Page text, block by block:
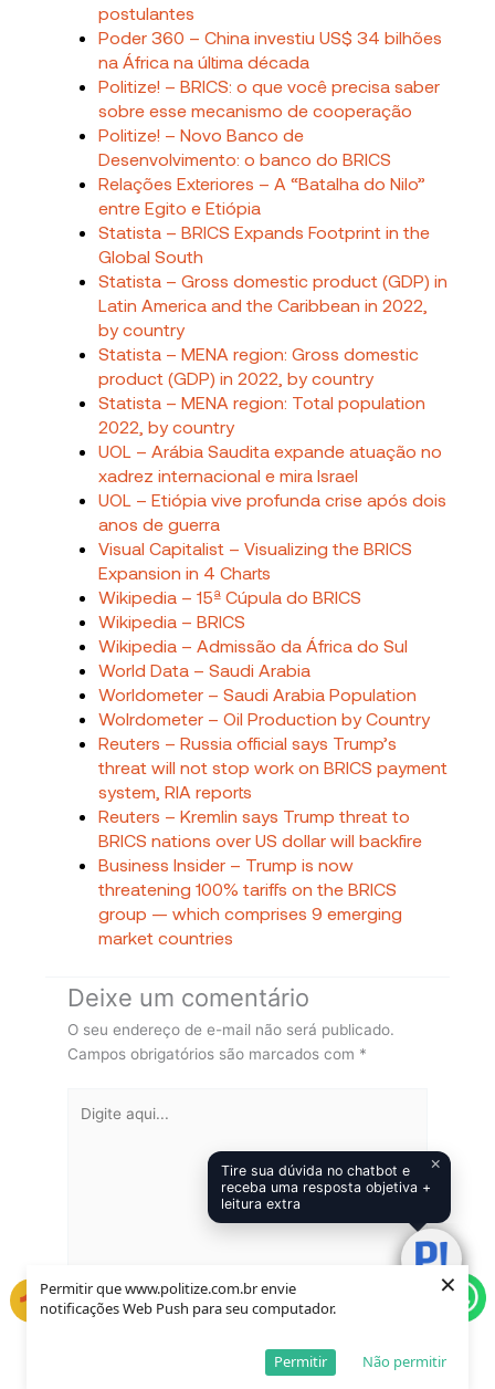
Permitir que www.politize.com.br envie
notificações Web Push para seu computador.
Não permitir
Permitir
×
postulantes
Poder 360 – China investiu US$ 34 bilhões
na África na última década
Politize! – BRICS: o que você precisa saber
sobre esse mecanismo de cooperação
Politize! – Novo Banco de
Desenvolvimento: o banco do BRICS
Relações Exteriores – ​​A “Batalha do Nilo”
entre Egito e Etiópia
Statista – BRICS Expands Footprint in the
Global South
Statista – Gross domestic product (GDP) in
Latin America and the Caribbean in 2022,
by country
Statista – MENA region: Gross domestic
product (GDP) in 2022, by country
Statista – MENA region: Total population
2022, by country
UOL – Arábia Saudita expande atuação no
xadrez internacional e mira Israel
UOL – Etiópia vive profunda crise após dois
anos de guerra
Visual Capitalist – Visualizing the BRICS
Expansion in 4 Charts
Wikipedia – 15ª Cúpula do BRICS
Wikipedia – BRICS
Wikipedia – Admissão da África do Sul
World Data – Saudi Arabia
Worldometer – Saudi Arabia Population
Wolrdometer – Oil Production by Country
Reuters – Russia official says Trump’s
threat will not stop work on BRICS payment
system, RIA reports
Reuters – Kremlin says Trump threat to
BRICS nations over US dollar will backfire
Business Insider – Trump is now
threatening 100% tariffs on the BRICS
group — which comprises 9 emerging
market countries
Deixe um comentário
O seu endereço de e-mail não será publicado.
Campos obrigatórios são marcados com *
aqui...
Email*
Tire sua dúvida no chatbot e
receba uma resposta objetiva +
leitura extra
×